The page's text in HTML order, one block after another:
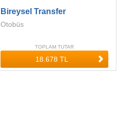
Bireysel Transfer
Otobüs
TOPLAM TUTAR